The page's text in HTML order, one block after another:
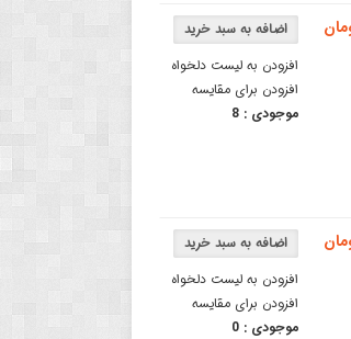
افزودن به لیست دلخواه
افزودن برای مقایسه
موجودی :8
افزودن به لیست دلخواه
افزودن برای مقایسه
موجودی :0